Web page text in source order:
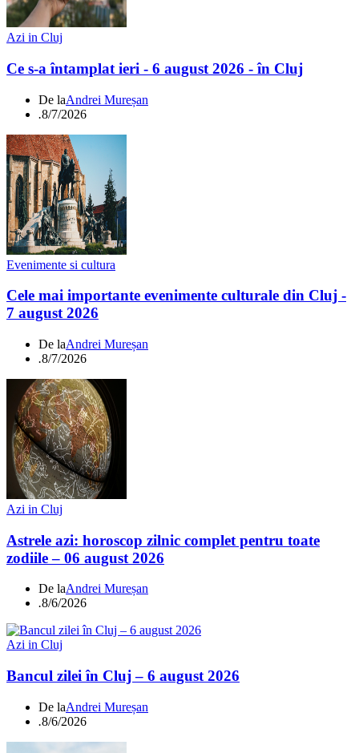
Azi in Cluj
Ce s-a întamplat ieri - 6 august 2026 - în Cluj
De laAndrei Mureșan
.8/7/2026
Evenimente si cultura
Cele mai importante evenimente culturale din Cluj -
7 august 2026
De laAndrei Mureșan
.8/7/2026
Azi in Cluj
Astrele azi: horoscop zilnic complet pentru toate
zodiile – 06 august 2026
De laAndrei Mureșan
.8/6/2026
Azi in Cluj
Bancul zilei în Cluj – 6 august 2026
De laAndrei Mureșan
.8/6/2026